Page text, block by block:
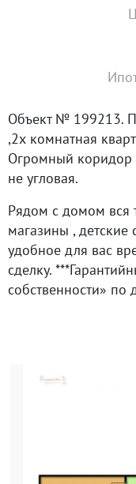
Объект № 199213.
,2х комнатная
Огромный коридор
не угловая.
Рядом с домом вся
магазины ,
удобное для вас
сделку.
собственности» по